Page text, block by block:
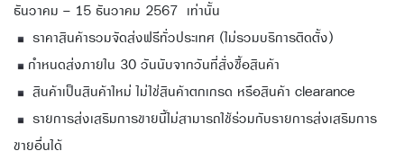
ธันวาคม - 15 ธันวาคม 2567 เท่านั้น
ราคาสินค้ารวมจัดส่งฟรีทั่วประเทศ (ไม่รวมบริการติดตั้ง)
กำหนดส่งภายใน 30 วันนับจากวันที่สั่งซื้อสินค้า
สินค้าเป็นสินค้าใหม่ ไม่ใช่สินค้าตกเกรด หรือสินค้า clearance
รายการส่งเสริมการขายนี้ไม่สามารถใช้ร่วมกับรายการส่งเสริมการ
ขายอื่นได้